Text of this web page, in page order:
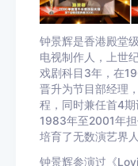
钟景辉是香港殿堂
电视制作人，上世
戏剧科目3年，在
晋升为节目部经理
程，同时兼任首4
1983年至2001年担
培育了无数演艺界人
钟景辉参演过《